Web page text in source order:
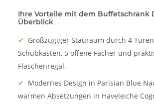
Ihre Vorteile mit dem Buffetschrank
Überblick
✔ Großzügiger Stauraum durch 4
Schubkästen, 5 offene Fächer und
Flaschenregal.
✔ Modernes Design in Parisian Blue
warmen Absetzungen in Haveleiche